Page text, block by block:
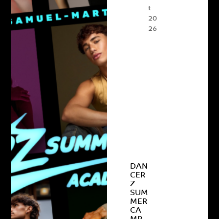
DAN
CER
Z
SUM
MER
CA
t
20
26